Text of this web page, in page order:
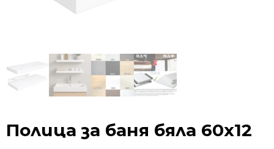
Полица за баня бяла 60х12